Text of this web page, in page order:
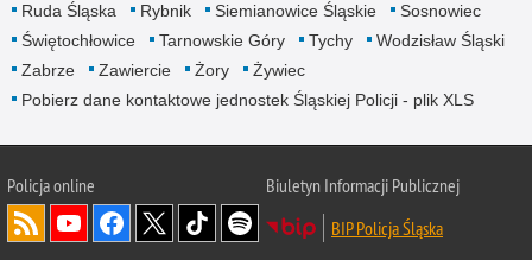
Ruda Śląska
Rybnik Siemianowice Śląskie
Sosnowiec
Świętochłowice
Tarnowskie Góry Tychy
Wodzisław Śląski
Zabrze
Zawiercie Żory
Żywiec
Pobierz dane kontaktowe jednostek Śląskiej Policji - plik XLS
Policja online
Biuletyn Informacji Publicznej
BIP Policja Śląska